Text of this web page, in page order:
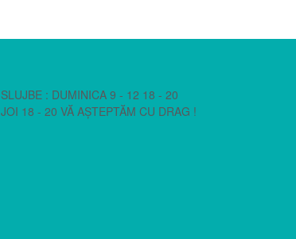
SLUJBE : DUMINICA 9 - 12 18 - 20
JOI 18 - 20 VĂ AȘTEPTĂM CU DRAG !